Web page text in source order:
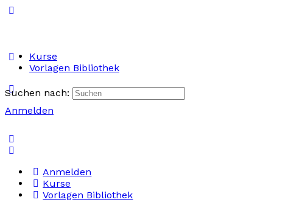
Kurse
Vorlagen Bibliothek
Anmelden
Suchen nach:
Anmelden
Kurse
Vorlagen Bibliothek